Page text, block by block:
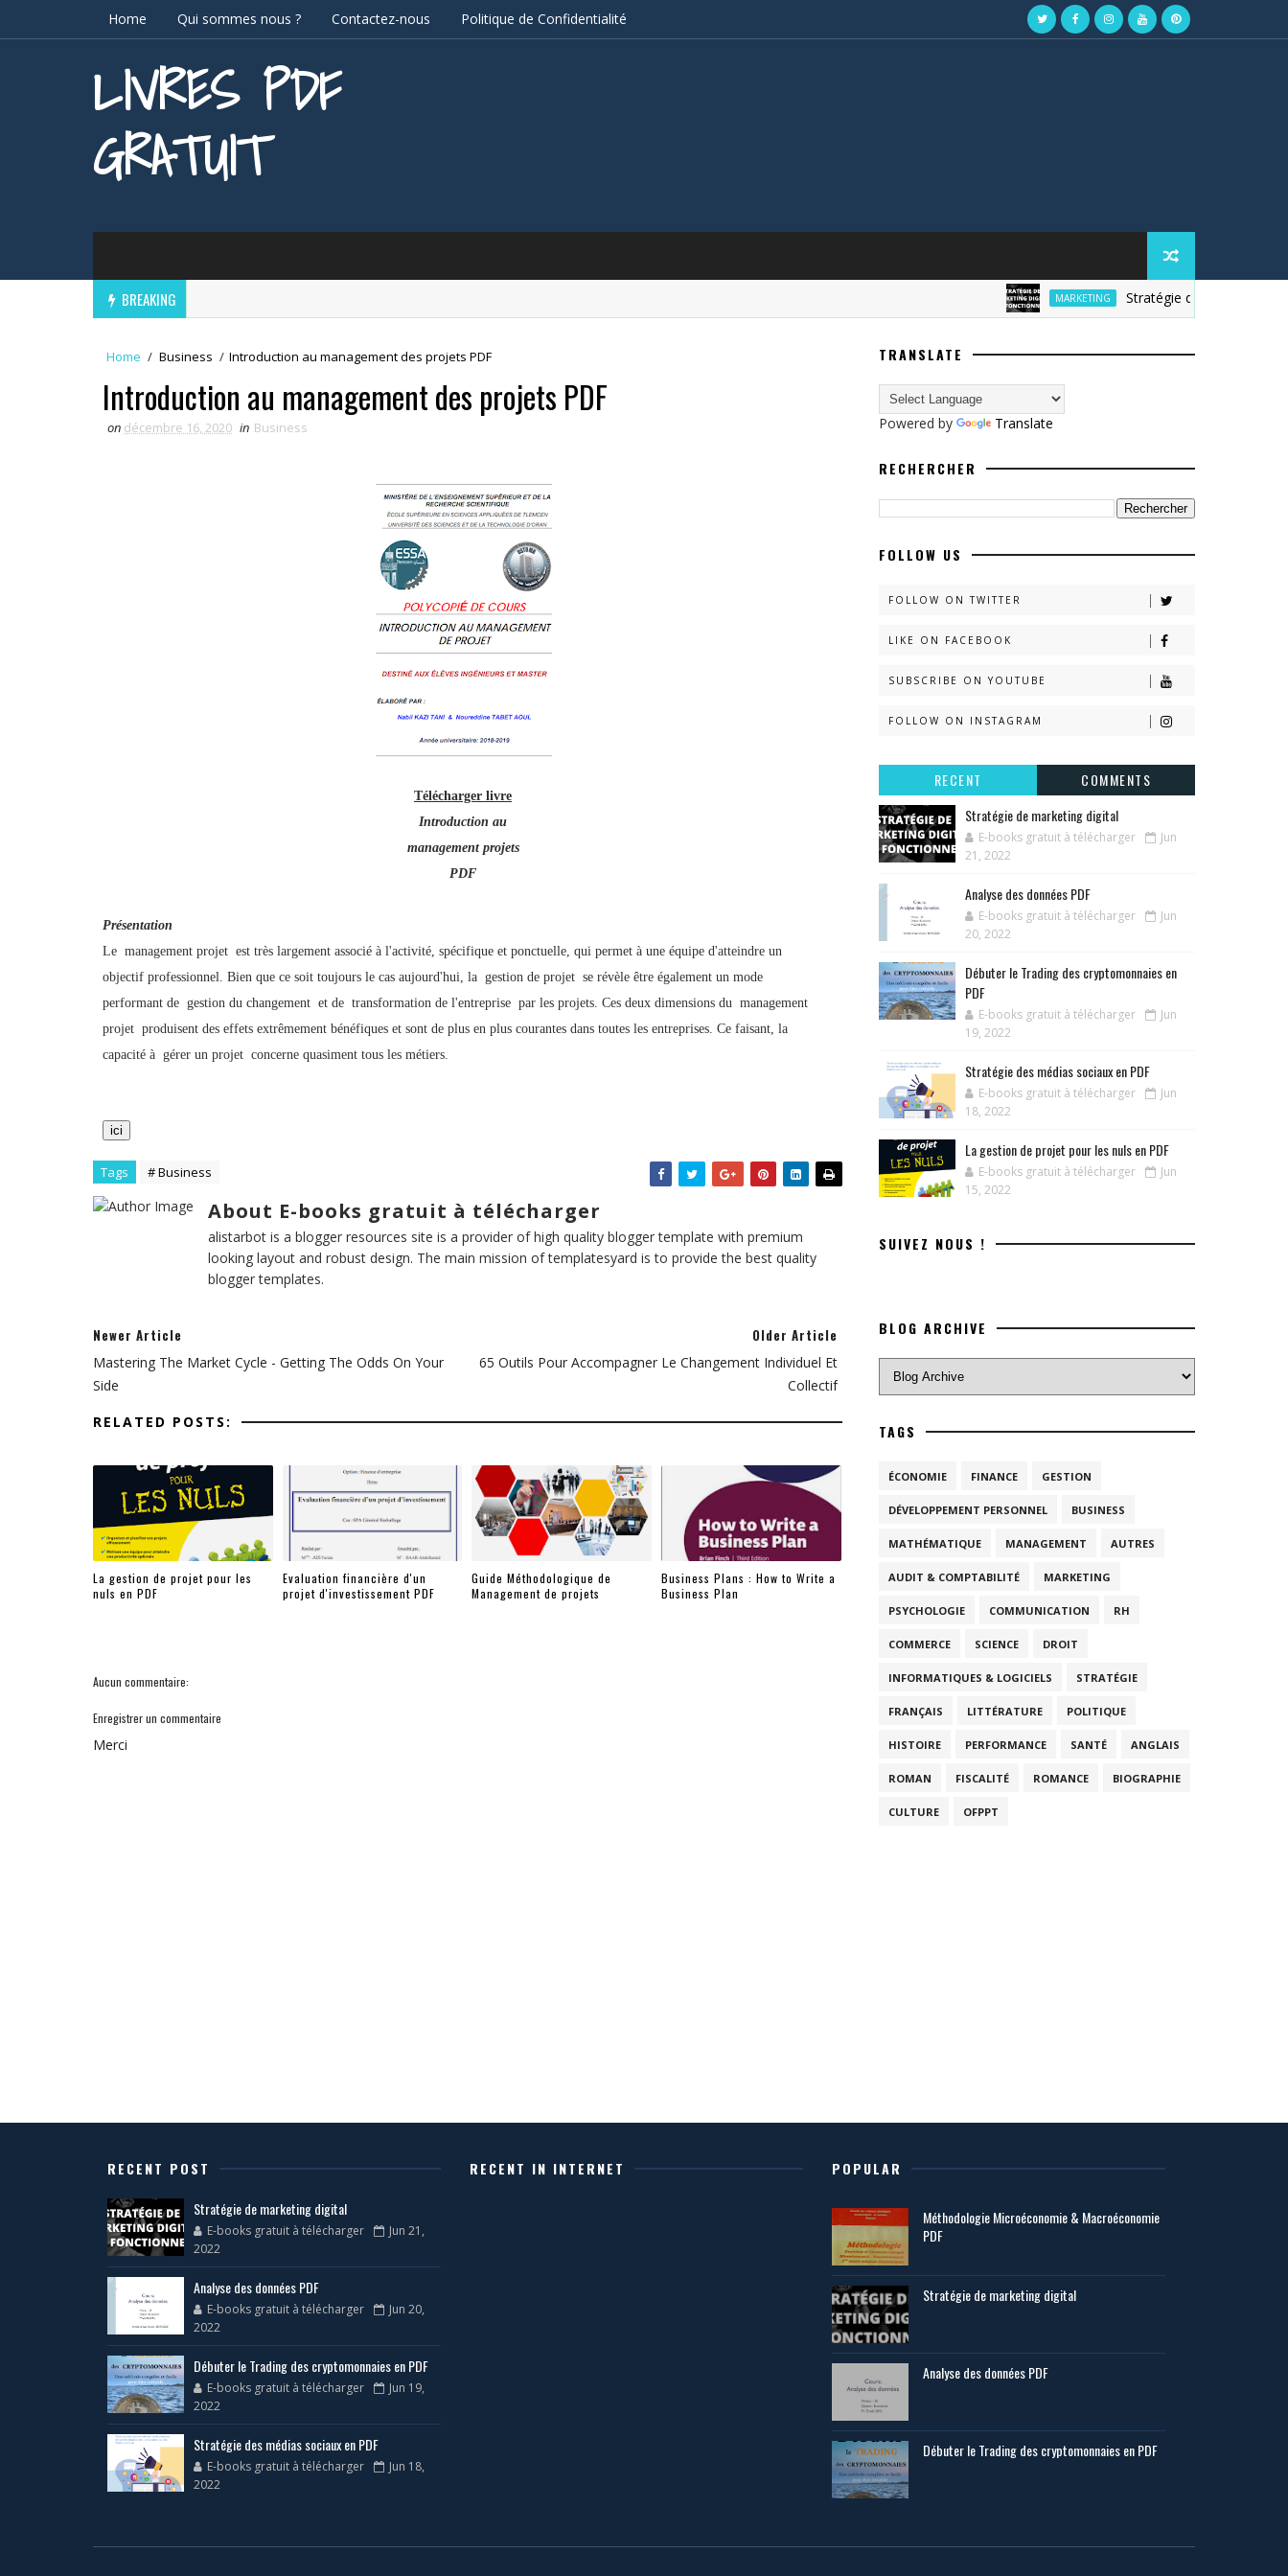
Home Qui sommes nous ? Contactez-nous Politique de Confidentialité
LIVRES PDF
GRATUIT
BREAKING MARKETING Stratégie de marketing digital
Home / Business / Introduction au management des projets PDF
Introduction au management des projets PDF
on décembre 16, 2020 in Business
Télécharger livre
Introduction au
management projets
PDF
Présentation
Le management projet est très largement associé à l'activité, spécifique et ponctuelle, qui permet à une équipe d'atteindre un
objectif professionnel. Bien que ce soit toujours le cas aujourd'hui, la gestion de projet se révèle être également un mode
performant de gestion du changement et de transformation de l'entreprise par les projets. Ces deux dimensions du management
projet produisent des effets extrêmement bénéfiques et sont de plus en plus courantes dans toutes les entreprises. Ce faisant, la
capacité à gérer un projet concerne quasiment tous les métiers.
ici
Tags # Business
About E-books gratuit à télécharger
alistarbot is a blogger resources site is a provider of high quality blogger template with premium
looking layout and robust design. The main mission of templatesyard is to provide the best quality
blogger templates.
Newer Article
Mastering The Market Cycle - Getting The Odds On Your
Side
Older Article
65 Outils Pour Accompagner Le Changement Individuel Et
Collectif
RELATED POSTS:
La gestion de projet pour les
nuls en PDF
Evaluation financière d'un
projet d'investissement PDF
Guide Méthodologique de
Management de projets
Business Plans : How to Write a
Business Plan
Aucun commentaire:
Enregistrer un commentaire
Merci
TRANSLATE
Powered by Translate
RECHERCHER
FOLLOW US
FOLLOW ON TWITTER
LIKE ON FACEBOOK
SUBSCRIBE ON YOUTUBE
FOLLOW ON INSTAGRAM
RECENT
COMMENTS
Stratégie de marketing digital
E-books gratuit à télécharger
Jun
21, 2022
Analyse des données PDF
E-books gratuit à télécharger
Jun
20, 2022
Débuter le Trading des cryptomonnaies en
PDF
E-books gratuit à télécharger
Jun
19, 2022
Stratégie des médias sociaux en PDF
E-books gratuit à télécharger
Jun
18, 2022
La gestion de projet pour les nuls en PDF
E-books gratuit à télécharger
Jun
15, 2022
SUIVEZ NOUS !
BLOG ARCHIVE
TAGS
ÉCONOMIE FINANCE GESTION
DÉVELOPPEMENT PERSONNEL BUSINESS
MATHÉMATIQUE MANAGEMENT AUTRES
AUDIT & COMPTABILITÉ MARKETING
PSYCHOLOGIE COMMUNICATION RH
COMMERCE SCIENCE DROIT
INFORMATIQUES & LOGICIELS STRATÉGIE
FRANÇAIS LITTÉRATURE POLITIQUE
HISTOIRE PERFORMANCE SANTÉ ANGLAIS
ROMAN FISCALITÉ ROMANCE BIOGRAPHIE
CULTURE OFPPT
RECENT POST
Stratégie de marketing digital
E-books gratuit à télécharger
Jun 21,
2022
Analyse des données PDF
E-books gratuit à télécharger
Jun 20,
2022
Débuter le Trading des cryptomonnaies en PDF
E-books gratuit à télécharger
Jun 19,
2022
Stratégie des médias sociaux en PDF
E-books gratuit à télécharger
Jun 18,
2022
RECENT IN INTERNET POPULAR
Méthodologie Microéconomie & Macroéconomie
PDF
Stratégie de marketing digital
Analyse des données PDF
Débuter le Trading des cryptomonnaies en PDF